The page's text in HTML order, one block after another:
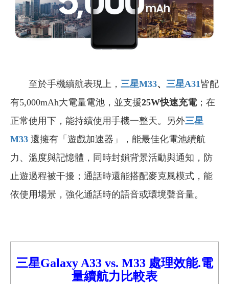
至於手機續航表現上， 三星M33、 三星A31皆配
有5,000mAh大電量電池，並支援25W快速充電；在
正常使用下，能持續使用手機一整天。另外三星
M33 還擁有「遊戲加速器」，能最佳化電池續航
力、溫度與記憶體，同時封鎖背景活動與通知，防
止遊過程被干擾；通話時還能搭配麥克風模式，能
依使用場景，強化通話時的語音或環境聲音量。
三星Galaxy A33 vs. M33 處理效能.電
量續航力比較表